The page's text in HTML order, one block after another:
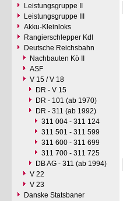
Leistungsgruppe II
Leistungsgruppe III
Akku-Kleinloks
Rangierschlepper Kdl
Deutsche Reichsbahn
Nachbauten Kö II
ASF
V 15 / V 18
DR - V 15
DR - 101 (ab 1970)
DR - 311 (ab 1992)
311 004 - 311 124
311 501 - 311 599
311 600 - 311 699
311 700 - 311 725
DB AG - 311 (ab 1994)
V 22
V 23
Danske Statsbaner